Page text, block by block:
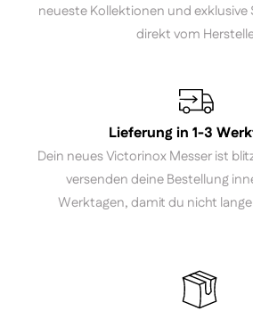
neueste Kollektionen und
direkt vom
Lieferung in 1-3
Dein neues Victorinox Messer ist
versenden deine Bestellung
Werktagen, damit du nicht